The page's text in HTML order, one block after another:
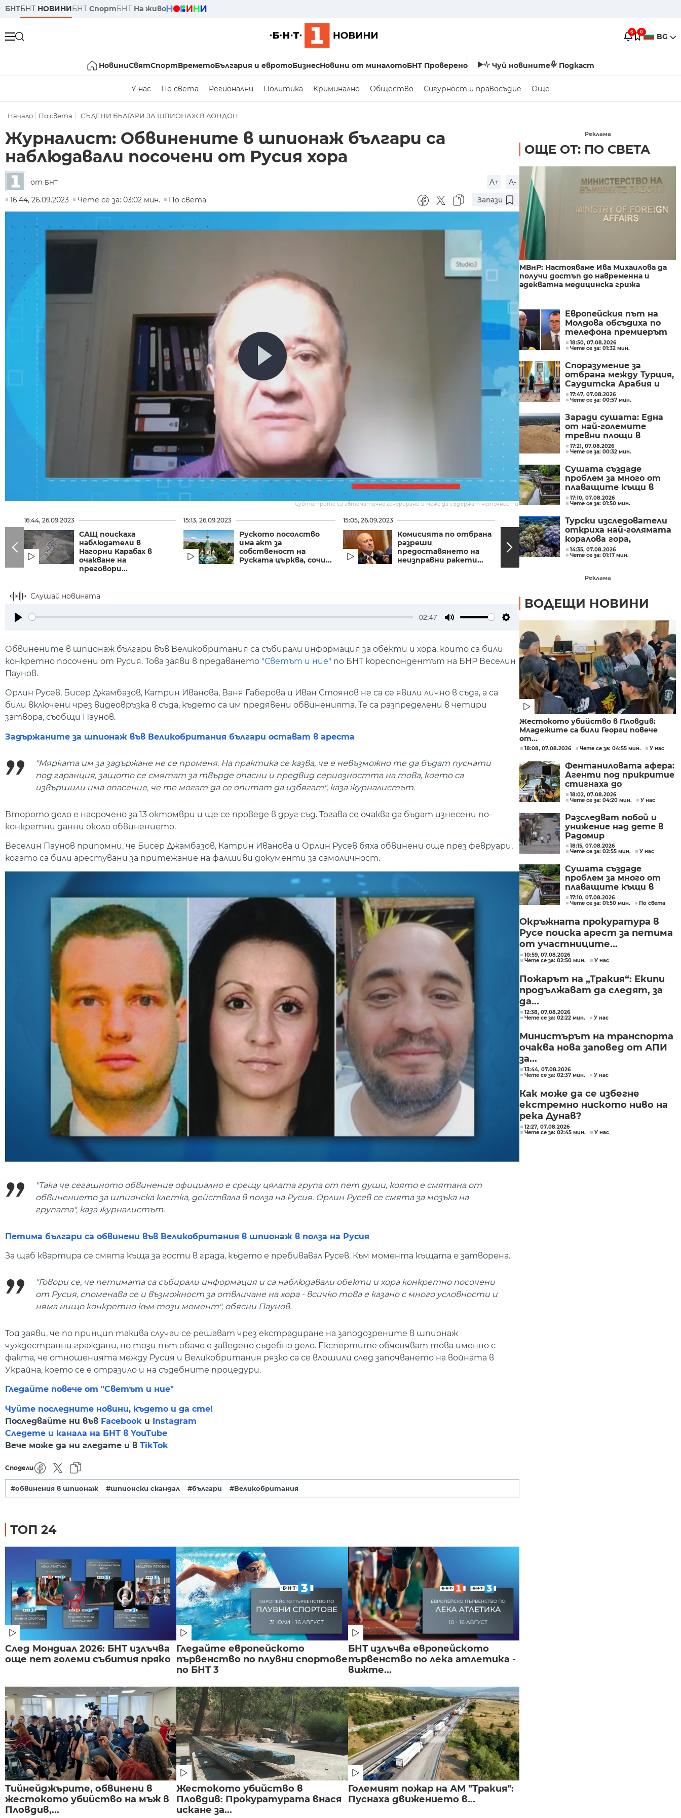
БНТБНТ НОВИНИБНТ СпортБНТ На живо
6 0 BG
НовиниСвятСпортВреметоБългария и евротоБизнесНовини от миналотоБНТ Проверено Чуй новините Подкаст
У нас По света Регионални Политика Криминално Общество Сигурност и правосъдие Още
Начало По света СЪДЕНИ БЪЛГАРИ ЗА ШПИОНАЖ В ЛОНДОН
Журналист: Обвинените в шпионаж българи са
наблюдавали посочени от Русия хора
от БНТ A+
A-
16:44, 26.09.2023
Чете се за: 03:02 мин. По света Запази
Субтитрите са автоматично генерирани и може да съдържат неточности.
16:44, 26.09.2023
САЩ поискаха
наблюдатели в
Нагорни Карабах в
очакване на
преговори...
15:13, 26.09.2023
Руското посолство
има акт за
собственост на
Руската църква, сочи...
15:05, 26.09.2023
Комисията по отбрана
разреши
предоставянето на
неизправни ракети...
14:38, 26.09.2023
Приятели и колеги
се простиха с Тошо
Тошев (Снимки)
Слушай новината
-02:47
Обвинените в шпионаж българи във Великобритания са събирали информация за обекти и хора, които са били
конкретно посочени от Русия. Това заяви в предаването "Светът и ние" по БНТ кореспондентът на БНР Веселин
Паунов.
Орлин Русев, Бисер Джамбазов, Катрин Иванова, Ваня Габерова и Иван Стоянов не са се явили лично в съда, а са
били включени чрез видеовръзка в съда, където са им предявени обвиненията. Те са разпределени в четири
затвора, съобщи Паунов.
Задържаните за шпионаж във Великобритания българи остават в ареста
"Мярката им за задържане не се променя. На практика се казва, че е невъзможно те да бъдат пуснати
под гаранция, защото се смятат за твърде опасни и предвид сериозността на това, което са
извършили има опасение, че те могат да се опитат да избягат", каза журналистът.
Второто дело е насрочено за 13 октомври и ще се проведе в друг съд. Тогава се очаква да бъдат изнесени по-
конкретни данни около обвинението.
Веселин Паунов припомни, че Бисер Джамбазов, Катрин Иванова и Орлин Русев бяха обвинени още през февруари,
когато са били арестувани за притежание на фалшиви документи за самоличност.
"Така че сегашното обвинение официално е срещу цялата група от пет души, която е смятана от
обвинението за шпионска клетка, действала в полза на Русия. Орлин Русев се смята за мозъка на
групата", каза журналистът.
Петима българи са обвинени във Великобритания в шпионаж в полза на Русия
За щаб квартира се смята къща за гости в града, където е пребивавал Русев. Към момента къщата е затворена.
"Говори се, че петимата са събирали информация и са наблюдавали обекти и хора конкретно посочени
от Русия, споменава се и възможност за отвличане на хора - всичко това е казано с много условности и
няма нищо конкретно към този момент", обясни Паунов.
Той заяви, че по принцип такива случаи се решават чрез екстрадиране на заподозрените в шпионаж
чуждестранни граждани, но този път обаче е заведено съдебно дело. Експертите обясняват това именно с
факта, че отношенията между Русия и Великобритания рязко са се влошили след започването на войната в
Украйна, което се е отразило и на съдебните процедури.
Гледайте повече от "Светът и ние"
Чуйте последните новини, където и да сте!
Последвайте ни във Facebook и Instagram
Следете и канала на БНТ в YouTube
Вече може да ни гледате и в TikTok
Сподели
#обвинения в шпионаж #шпионски скандал #българи #Великобритания
ТОП 24
След Мондиал 2026: БНТ излъчва
още пет големи събития пряко
Гледайте европейското
първенство по плувни спортове
по БНТ 3
БНТ излъчва европейското
първенство по лека атлетика -
вижте...
Тийнейджърите, обвинени в
жестокото убийство на мъж в
Пловдив,...
Жестокото убийство в
Пловдив: Прокуратурата внася
искане за...
Големият пожар на АМ "Тракия":
Пуснаха движението в...
Реклама
ОЩЕ ОТ: ПО СВЕТА
МВнР: Настояваме Ива Михаилова да
получи достъп до навременна и
адекватна медицинска грижа
Европейския път на
Молдова обсъдиха по
телефона премиерът
Радев и молдовският
му колега Тофан
18:50, 07.08.2026
Чете се за: 01:32 мин.
Споразумение за
отбрана между Турция,
Саудитска Арабия и
Пакистан
17:47, 07.08.2026
Чете се за: 00:57 мин.
Заради сушата: Една
от най-големите
тревни площи в
британската столица
е напълно изгоряла
17:21, 07.08.2026
Чете се за: 00:32 мин.
Сушата създаде
проблем за много от
плаващите къщи в
Нидерландия
17:10, 07.08.2026
Чете се за: 01:50 мин.
Турски изследователи
откриха най-голямата
коралова гора,
установявана в Егейско
море
14:35, 07.08.2026
Чете се за: 01:17 мин.
Реклама
ВОДЕЩИ НОВИНИ
Жестокото убийство в Пловдив:
Младежите са били Георги повече
от...
18:08, 07.08.2026 Чете се за: 04:55 мин. У нас
Фентаниловата афера:
Агенти под прикритие
стигнаха до
лабораторията във
„Факултета“
18:02, 07.08.2026
Чете се за: 04:20 мин.
У нас
Разследват побой и
унижение над дете в
Радомир
18:15, 07.08.2026
Чете се за: 02:55 мин.
У нас
Сушата създаде
проблем за много от
плаващите къщи в
Нидерландия
17:10, 07.08.2026
Чете се за: 01:50 мин.
По света
Окръжната прокуратура в
Русе поиска арест за петима
от участниците...
10:59, 07.08.2026
Чете се за: 02:50 мин.
У нас
Пожарът на „Тракия“: Екипи
продължават да следят, за
да...
12:38, 07.08.2026
Чете се за: 02:22 мин.
У нас
Министърът на транспорта
очаква нова заповед от АПИ
за...
13:44, 07.08.2026
Чете се за: 02:37 мин.
У нас
Как може да се избегне
екстремно ниското ниво на
река Дунав?
12:27, 07.08.2026
Чете се за: 02:45 мин.
У нас